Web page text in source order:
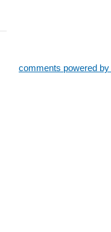
comments powered